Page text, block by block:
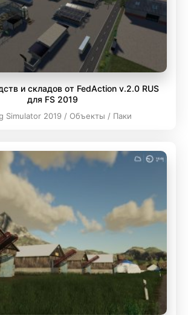
и складов от FedAction v.2.0 RUS
для FS 2019
Simulator 2019 / Объекты / Паки